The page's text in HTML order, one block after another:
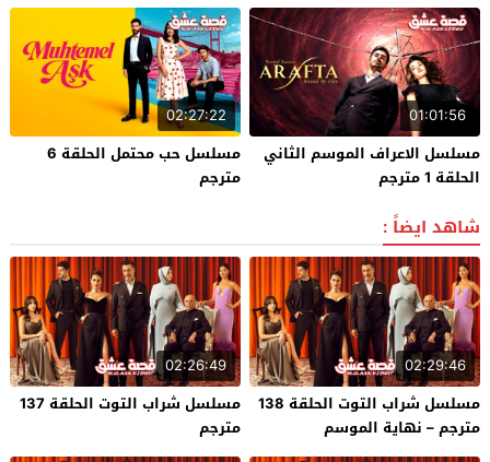
01:01:56
مسلسل الاعراف الموسم الثاني
الحلقة 1 مترجم
02:27:22
مسلسل حب محتمل الحلقة 6
مترجم
شاهد ايضاً :
02:29:46
مسلسل شراب التوت الحلقة 138
مترجم – نهاية الموسم
02:26:49
مسلسل شراب التوت الحلقة 137
مترجم